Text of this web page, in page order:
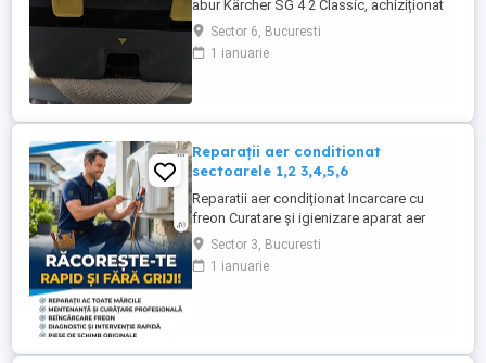
abur Kärcher SG 4 2 Classic, achiziționat
la sfârșitul lunii aprilie 2026. A foat utilizat
doar de câteva ori. -Stare estetică și
tehnică foarte bună, funcționează perfect.
profesional, ...
Sector 6, Bucuresti
1 ianuarie
Reparații aer conditionat
sectoarele 1,2 3,4,5,6
Reparatii aer condiționat Incarcare cu
freon Curatare și igienizare aparat aer
condiționat cu solutii profesionale Revizii
și mentenanță Demontare aparat aer
condiționat
Sector 3, Bucuresti
1 ianuarie